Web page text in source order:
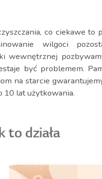
co ciekawe to
wilgoci
wewnętrznej
być problemem.
na starcie
10 lat użytkowania.